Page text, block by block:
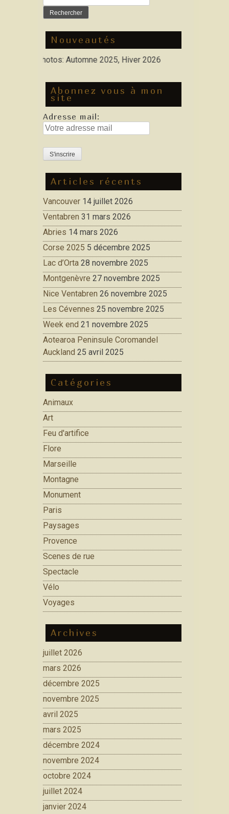
Nouveautés
Photos: Automne 2025, Hiver 2026
Abonnez vous à mon
site
Adresse mail:
Articles récents
Vancouver 14 juillet 2026
Ventabren 31 mars 2026
Abries 14 mars 2026
Corse 2025 5 décembre 2025
Lac d’Orta 28 novembre 2025
Montgenèvre 27 novembre 2025
Nice Ventabren 26 novembre 2025
Les Cévennes 25 novembre 2025
Week end 21 novembre 2025
Aotearoa Peninsule Coromandel
Auckland 25 avril 2025
Catégories
Animaux
Art
Feu d'artifice
Flore
Marseille
Montagne
Monument
Paris
Paysages
Provence
Scenes de rue
Spectacle
Vélo
Voyages
Archives
juillet 2026
mars 2026
décembre 2025
novembre 2025
avril 2025
mars 2025
décembre 2024
novembre 2024
octobre 2024
juillet 2024
janvier 2024